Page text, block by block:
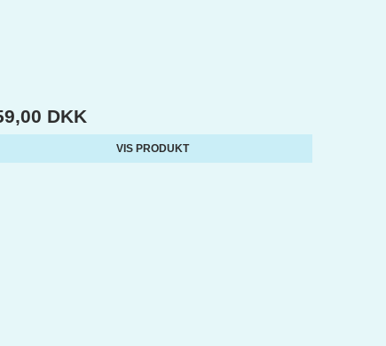
DKK
VIS PRODUKT